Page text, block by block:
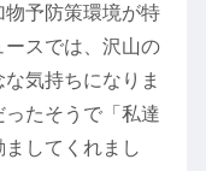
予防策環境が特
スでは、沢山の
気持ちになりま
たそうで「私達
してくれまし